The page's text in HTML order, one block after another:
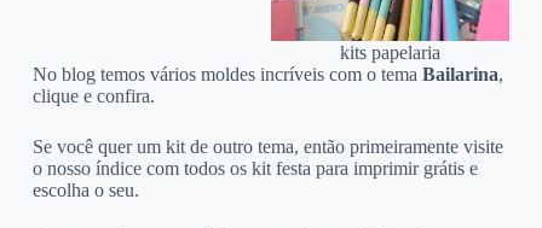
kits papelaria
No blog temos vários moldes incríveis com o tema Bailarina,
clique e confira.
Se você quer um kit de outro tema, então primeiramente visite
o nosso índice com todos os kit festa para imprimir grátis e
escolha o seu.